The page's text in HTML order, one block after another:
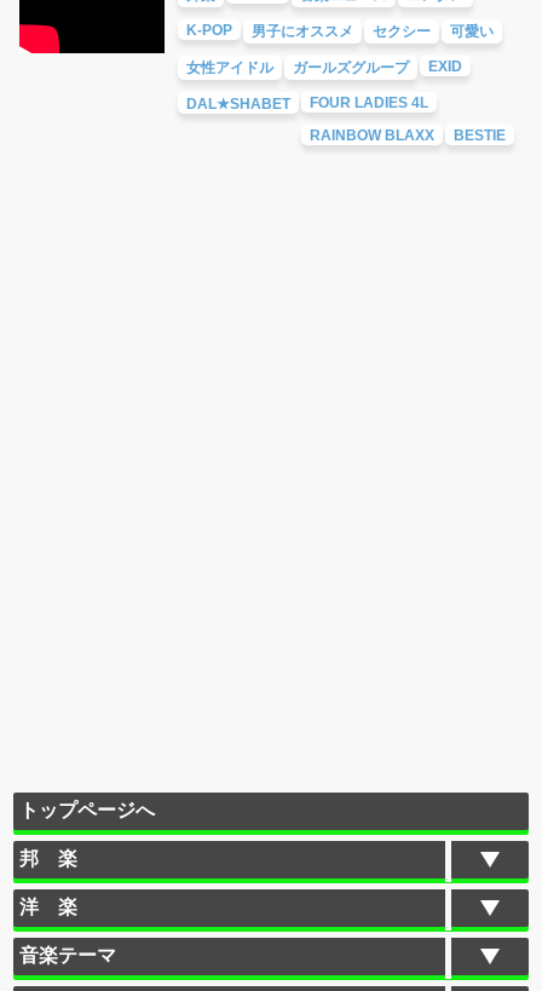
K-POP 男子にオススメ セクシー 可愛い
女性アイドル ガールズグループ EXID
DAL★SHABET
FOUR LADIES 4L
RAINBOW BLAXX
BESTIE
トップページへ
邦 楽
洋 楽
音楽テーマ